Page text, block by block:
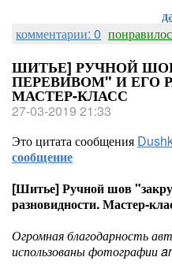
комментарии: 0
ШИТЬЕ] РУЧНОЙ
ПЕРЕВИВОМ" И ЕГО
МАСТЕР-КЛАСС
27-03-2019 21:33
Это цитата сообщения
сообщение
[Шитье] Ручной шов
разновидности. Мастер-
Огромная благодарность
использованы фотографии